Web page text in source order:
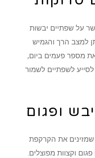
על שפתיים יבשות
למצב הרך והגמיש
מספר פעמים ביום,
לסייע לשפתיים לשמור
שמזינים את הקרקפת
וקצוות מפוצלים.